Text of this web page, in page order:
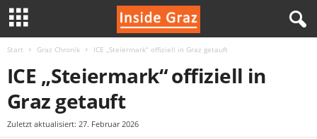
Start Graz Chronik ICE „Steiermark“ offiziell in Graz getauft
ICE „Steiermark“ offiziell in
Graz getauft
Zuletzt aktualisiert: 27. Februar 2026